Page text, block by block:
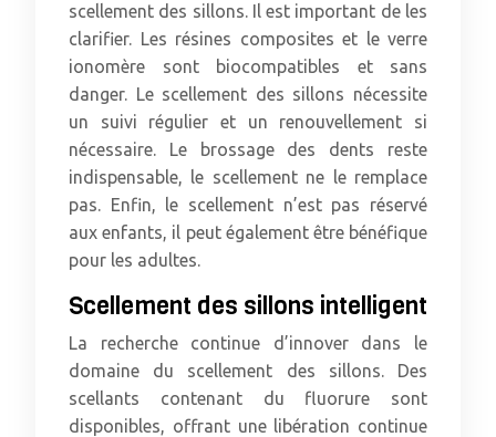
scellement des sillons. Il est important de les
clarifier. Les résines composites et le verre
ionomère sont biocompatibles et sans
danger. Le scellement des sillons nécessite
un suivi régulier et un renouvellement si
nécessaire. Le brossage des dents reste
indispensable, le scellement ne le remplace
pas. Enfin, le scellement n’est pas réservé
aux enfants, il peut également être bénéfique
pour les adultes.
Scellement des sillons intelligent
La recherche continue d’innover dans le
domaine du scellement des sillons. Des
scellants contenant du fluorure sont
disponibles, offrant une libération continue